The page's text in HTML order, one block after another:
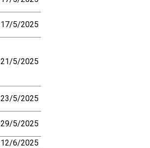
17/5/2025
21/5/2025
23/5/2025
29/5/2025
12/6/2025